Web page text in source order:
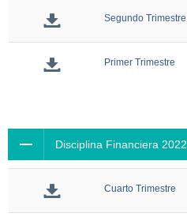
Segundo Trimestre
Primer Trimestre
Disciplina Financiera 2022
Cuarto Trimestre